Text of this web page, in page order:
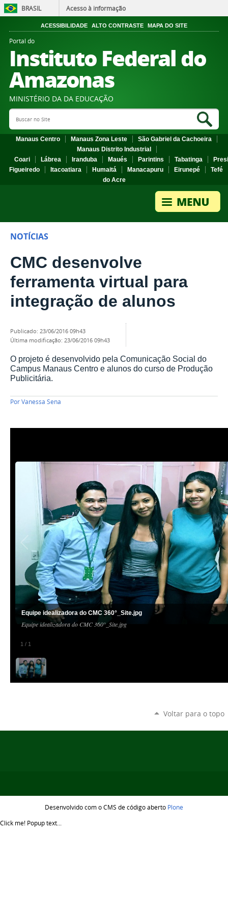
BRASIL Acesso à informação
ACESSIBILIDADE ALTO CONTRASTE MAPA DO SITE
Portal do
Instituto Federal do
Amazonas
MINISTÉRIO DA DA EDUCAÇÃO
Search Site
Manaus Centro Manaus Zona Leste
São Gabriel da Cachoeira
Manaus Distrito Industrial
Coari
Lábrea Iranduba Maués Parintins Tabatinga
Figueiredo
Itacoatiara Humaitá Manacapuru Eirunepé
Tefé
do Acre
NOTÍCIAS
CMC desenvolve
ferramenta virtual para
integração de alunos
publicado: 23/06/2016 09h43
última modificação: 23/06/2016 09h43
O projeto é desenvolvido pela Comunicação Social do
Campus Manaus Centro e alunos do curso de Produção
Publicitária.
PorVanessa Sena
1 / 1
Equipe idealizadora do CMC 360°_Site.jpg
Equipe idealizadora do CMC 360°_Site.jpg
Voltar para o topo
Desenvolvido com o CMS de código aberto Plone
Click me! Popup text...